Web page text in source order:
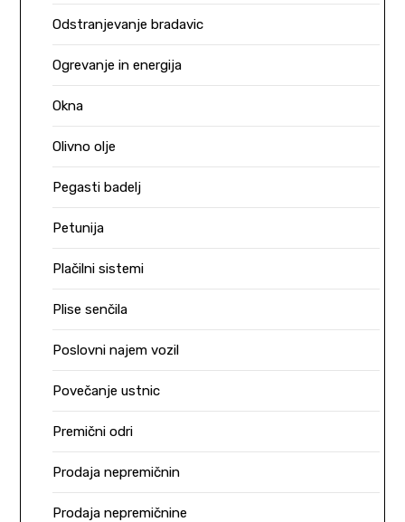
Odstranjevanje bradavic
Ogrevanje in energija
Okna
Olivno olje
Pegasti badelj
Petunija
Plačilni sistemi
Plise senčila
Poslovni najem vozil
Povečanje ustnic
Premični odri
Prodaja nepremičnin
Prodaja nepremičnine